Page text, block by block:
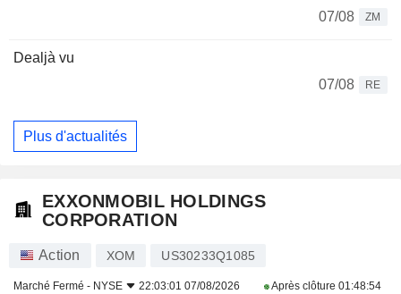
07/08
ZM
Dealjà vu
07/08
RE
Plus d'actualités
EXXONMOBIL HOLDINGS
CORPORATION
Action XOM US30233Q1085
Marché Fermé - NYSE 22:03:01 07/08/2026 Après clôture 01:48:54